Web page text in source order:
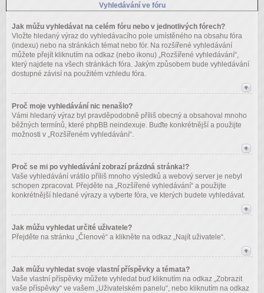
Vyhledávání ve fóru
Jak můžu vyhledávat na celém fóru nebo v jednotlivých fórech?
Vložte hledaný výraz do vyhledávacího pole umístěného na obsahu fóra
(indexu) nebo na stránkách témat nebo fór. Na rozšířené vyhledávání
můžete přejít kliknutím na odkaz (nebo ikonu) „Rozšířené vyhledávání“,
který najdete na všech stránkách fóra. Jakým způsobem bude vyhledávání
dostupné závisí na použitém vzhledu fóra.
Proč moje vyhledávání nic nenašlo?
Vámi hledaný výraz byl pravděpodobně příliš obecný a obsahoval mnoho
běžných termínů, které phpBB neindexuje. Buďte konkrétnější a použijte
možnosti v „Rozšířeném vyhledávání“.
Proč se mi po vyhledávání zobrazí prázdná stránka!?
Vaše vyhledávání vrátilo příliš mnoho výsledků a webový server je nebyl
schopen zpracovat. Přejděte na „Rozšířené vyhledávání“ a použijte
konkrétnější hledané výrazy a vyberte fóra, ve kterých budete vyhledávat.
Jak můžu vyhledat určité uživatele?
Přejděte na stránku „Členové“ a klikněte na odkaz „Najít uživatele“.
Jak můžu vyhledat svoje vlastní příspěvky a témata?
Vaše vlastní příspěvky můžete vyhledat buď kliknutím na odkaz „Zobrazit
vaše příspěvky“ ve vašem „Uživatelském panelu“, nebo kliknutím na odkaz